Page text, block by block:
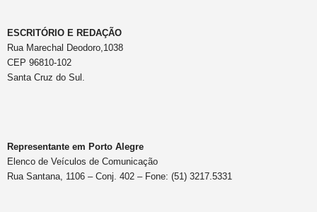
ESCRITÓRIO E REDAÇÃO
Rua Marechal Deodoro,1038
CEP 96810-102
Santa Cruz do Sul.
Representante em Porto Alegre
Elenco de Veículos de Comunicação
Rua Santana, 1106 – Conj. 402 – Fone: (51) 3217.5331